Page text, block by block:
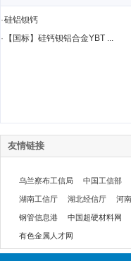
·硅铝钡钙
·
【国标】硅钙钡铝合金YBT ...
友情链接
乌兰察布工信局 中国工信部
湖南工信厅 湖北经信厅 河
钢管信息港 中国超硬材料网
有色金属人才网